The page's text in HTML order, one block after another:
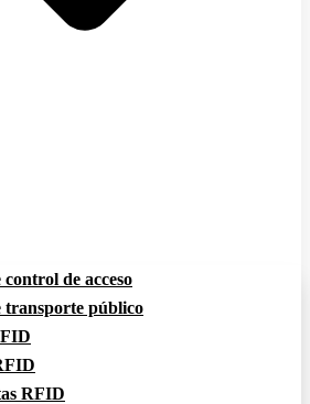
de acceso
transporte público
RFID